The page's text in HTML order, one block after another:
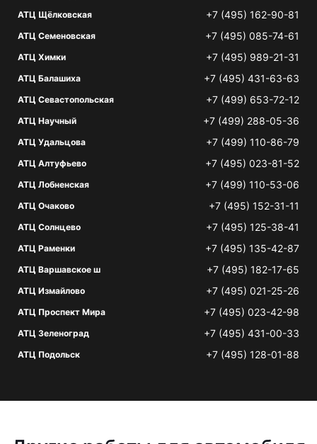
АТЦ Щёлковская +7 (495) 162-90-81
АТЦ Семеновская +7 (495) 085-74-61
АТЦ Химки +7 (495) 989-21-31
АТЦ Балашиха +7 (495) 431-63-63
АТЦ Севастопольская +7 (499) 653-72-12
АТЦ Научный +7 (499) 288-05-36
АТЦ Удальцова +7 (499) 110-86-79
АТЦ Алтуфьево +7 (495) 023-81-52
АТЦ Лобненская +7 (499) 110-53-06
АТЦ Очаково +7 (495) 152-31-11
АТЦ Солнцево +7 (495) 125-38-41
АТЦ Раменки +7 (495) 135-42-87
АТЦ Варшавское ш +7 (495) 182-17-65
АТЦ Измайлово +7 (495) 021-25-26
АТЦ Проспект Мира +7 (495) 023-42-98
АТЦ Зеленоград +7 (495) 431-00-33
АТЦ Подольск +7 (495) 128-01-88